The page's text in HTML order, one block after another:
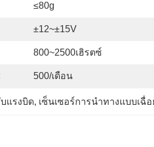
≤80g
±12~±15V
800~2500เฮิรตซ์
500/เดือน
แรงบิด, เซ็นเซอร์การนำทางแบบเ